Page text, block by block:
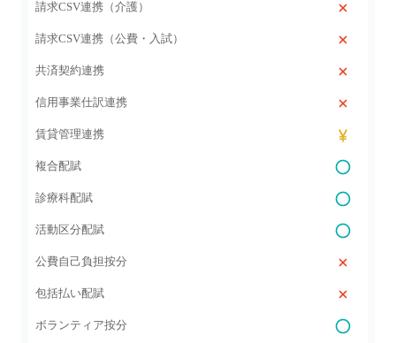
請求CSV連携（介護）
請求CSV連携（公費・入試）
共済契約連携
信用事業仕訳連携
賃貸管理連携
複合配賦
診療科配賦
活動区分配賦
公費自己負担按分
包括払い配賦
ボランティア按分